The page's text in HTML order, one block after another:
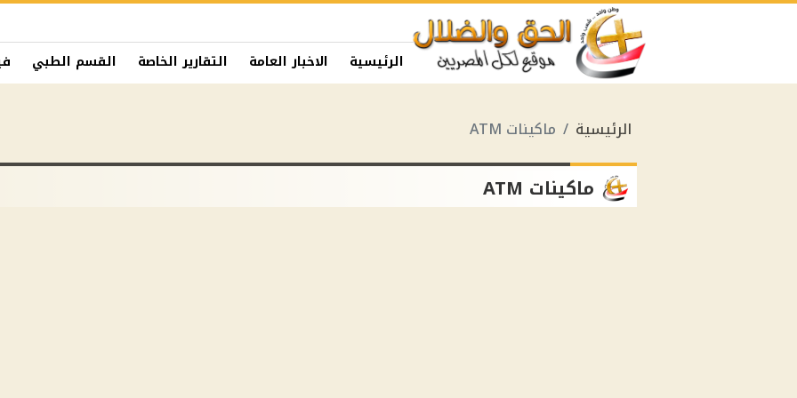
الرئيسية الاخبار العامة التقارير الخاصة القسم الطبي
الرئيسية ماكينات ATM
ماكينات ATM